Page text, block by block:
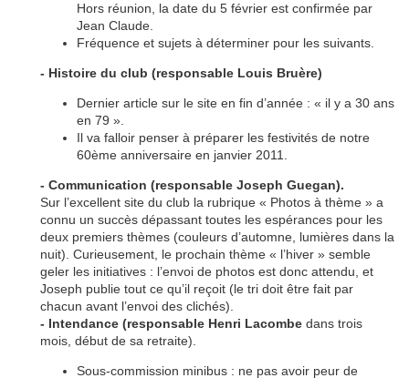
Hors réunion, la date du 5 février est confirmée par
Jean Claude.
Fréquence et sujets à déterminer pour les suivants.
- Histoire du club (responsable Louis Bruère)
Dernier article sur le site en fin d’année : « il y a 30 ans
en 79 ».
Il va falloir penser à préparer les festivités de notre
60ème anniversaire en janvier 2011.
- Communication (responsable Joseph Guegan).
Sur l’excellent site du club la rubrique « Photos à thème » a
connu un succès dépassant toutes les espérances pour les
deux premiers thèmes (couleurs d’automne, lumières dans la
nuit). Curieusement, le prochain thème « l’hiver » semble
geler les initiatives : l’envoi de photos est donc attendu, et
Joseph publie tout ce qu’il reçoit (le tri doit être fait par
chacun avant l’envoi des clichés).
- Intendance (responsable Henri Lacombe dans trois
mois, début de sa retraite).
Sous-commission minibus : ne pas avoir peur de